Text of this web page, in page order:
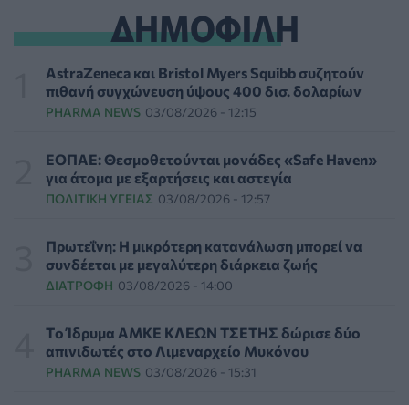
Ιαπωνικό θαύμα κατά της περιοδοντίτιδας:
Καινοτόμος θεραπεία στοχεύει μόνο το
βακτήριο-«κλειδί»
ΥΓΕΊΑ 05/08/2026 - 21:17
φωτοευαισθησίας - Χρήσιμες ερωταπαντήσεις
ΥΓΕΊΑ 05/08/2026 - 20:42
δάσους κάηκαν σε λίγες μόνο μέρες
ΕΠΙΚΑΙΡΌΤΗΤΑ 05/08/2026 - 20:16
διακομιδών στη Στερεά Ελλάδα με τα νέα
ασθενοφόρα»
ΠΟΛΙΤΙΚΉ ΥΓΕΊΑΣ 05/08/2026 - 19:49
ΔΗΜΟΦΙΛΗ
AstraZeneca και Bristol Myers Squibb συζητούν
πιθανή συγχώνευση ύψους 400 δισ. δολαρίων
PHARMA NEWS 03/08/2026 - 12:15
ΕΟΠΑΕ: Θεσμοθετούνται μονάδες «Safe Haven»
για άτομα με εξαρτήσεις και αστεγία
ΠΟΛΙΤΙΚΉ ΥΓΕΊΑΣ 03/08/2026 - 12:57
Πρωτεΐνη: Η μικρότερη κατανάλωση μπορεί να
συνδέεται με μεγαλύτερη διάρκεια ζωής
ΔΙΑΤΡΟΦΉ 03/08/2026 - 14:00
Tο Ίδρυμα ΑΜΚΕ ΚΛΕΩΝ ΤΣΕΤΗΣ δώρισε δύο
απινιδωτές στο Λιμεναρχείο Μυκόνου
PHARMA NEWS 03/08/2026 - 15:31